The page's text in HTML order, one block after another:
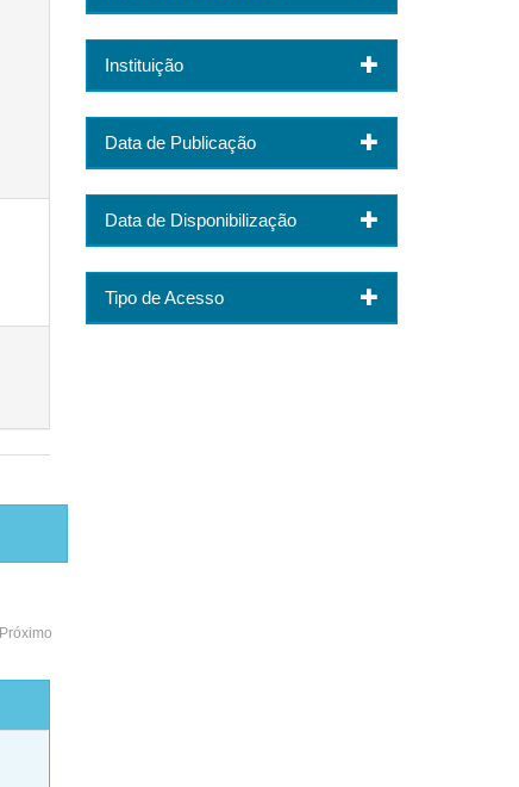
Próximo
Instituição
Data de Publicação
Data de Disponibilização
Tipo de Acesso